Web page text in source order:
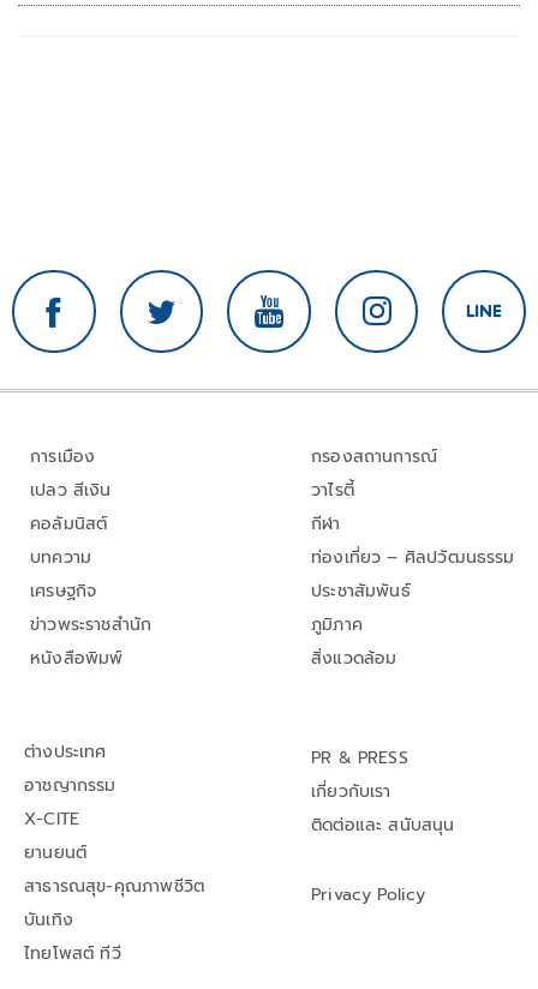
การเมือง
เปลว สีเงิน
คอลัมนิสต์
บทความ
เศรษฐกิจ
ข่าวพระราชสำนัก
หนังสือพิมพ์
กรองสถานการณ์
วาไรตี้
กีฬา
ท่องเที่ยว – ศิลปวัฒนธรรม
ประชาสัมพันธ์
ภูมิภาค
สิ่งแวดล้อม
ต่างประเทศ
อาชญากรรม
X-CITE
ยานยนต์
สาธารณสุข-คุณภาพชีวิต
บันเทิง
ไทยโพสต์ ทีวี
PR & PRESS
เกี่ยวกับเรา
ติดต่อและ สนับสนุน
Privacy Policy